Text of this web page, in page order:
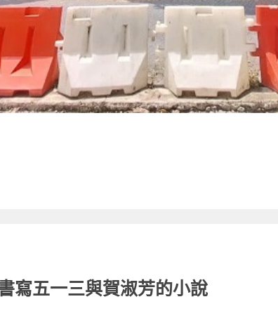
寫五一三與賀淑芳的小說